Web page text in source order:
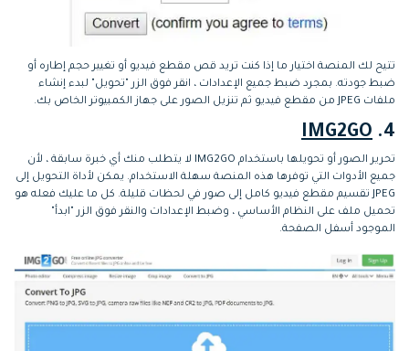
تتيح لك المنصة اختيار ما إذا كنت تريد قص مقطع فيديو أو تغيير حجم إطاره أو
ضبط جودته. بمجرد ضبط جميع الإعدادات ، انقر فوق الزر "تحويل" لبدء إنشاء
ملفات JPEG من مقطع فيديو ثم تنزيل الصور على جهاز الكمبيوتر الخاص بك.
4.
IMG2GO
تحرير الصور أو تحويلها باستخدام IMG2GO لا يتطلب منك أي خبرة سابقة ، لأن
جميع الأدوات التي توفرها هذه المنصة سهلة الاستخدام. يمكن لأداة التحويل إلى
JPEG تقسيم مقطع فيديو كامل إلى صور في لحظات قليلة. كل ما عليك فعله هو
تحميل ملف على النظام الأساسي ، وضبط الإعدادات والنقر فوق الزر "ابدأ"
الموجود أسفل الصفحة.